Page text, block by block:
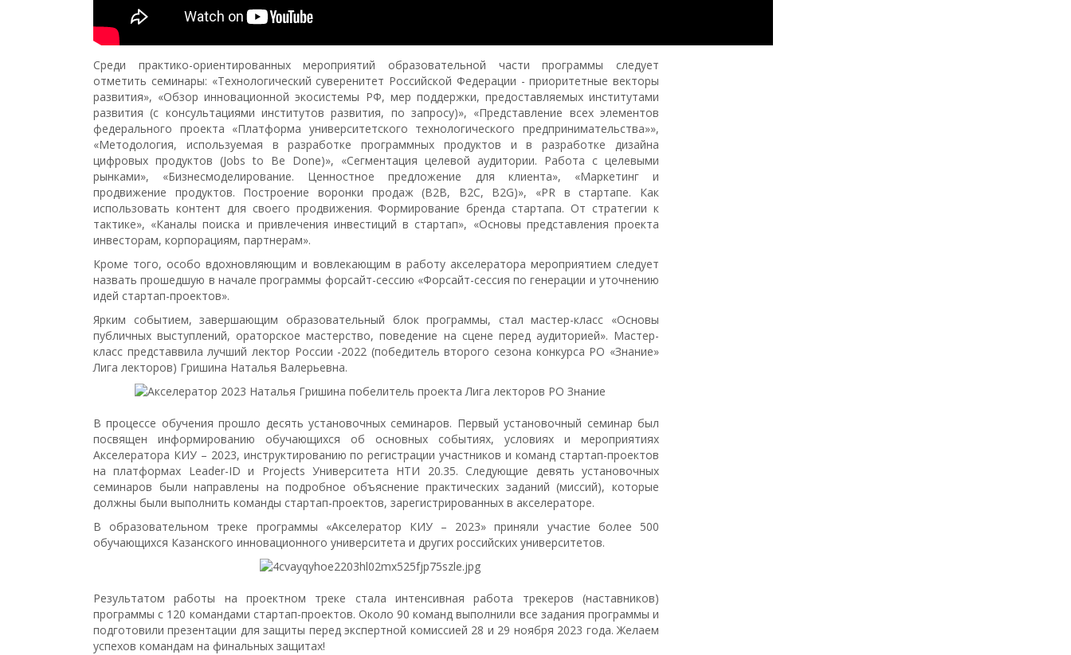
Среди практико-ориентированных мероприятий образовательной части программы следует
отметить семинары: «Технологический суверенитет Российской Федерации - приоритетные векторы
развития», «Обзор инновационной экосистемы РФ, мер поддержки, предоставляемых институтами
развития (с консультациями институтов развития, по запросу)», «Представление всех элементов
федерального проекта «Платформа университетского технологического предпринимательства»»,
«Методология, используемая в разработке программных продуктов и в разработке дизайна
цифровых продуктов (Jobs to Be Done)», «Сегментация целевой аудитории. Работа с целевыми
рынками», «Бизнес­моделирование. Ценностное предложение для клиента», «Маркетинг и
продвижение продуктов. Построение воронки продаж (B2B, B2C, B2G)», «PR в стартапе. Как
использовать контент для своего продвижения. Формирование бренда стартапа. От стратегии к
тактике», «Каналы поиска и привлечения инвестиций в стартап», «Основы представления проекта
инвесторам, корпорациям, партнерам».
Кроме того, особо вдохновляющим и вовлекающим в работу акселератора мероприятием следует
назвать прошедшую в начале программы форсайт-сессию «Форсайт-сессия по генерации и уточнению
идей стартап­-проектов».
Ярким событием, завершающим образовательный блок программы, стал мастер-класс «Основы
публичных выступлений, ораторское мастерство, поведение на сцене перед аудиторией». Мастер-
класс представвила лучший лектор России -2022 (победитель второго сезона конкурса РО «Знание»
Лига лекторов) Гришина Наталья Валерьевна.
В процессе обучения прошло десять установочных семинаров. Первый установочный семинар был
посвящен информированию обучающихся об основных событиях, условиях и мероприятиях
Акселератора КИУ – 2023, инструктированию по регистрации участников и команд стартап-проектов
на платформах Leader-ID и Projects Университета НТИ 20.35. Следующие девять установочных
семинаров были направлены на подробное объяснение практических заданий (миссий), которые
должны были выполнить команды стартап-проектов, зарегистрированных в акселераторе.
В образовательном треке программы «Акселератор КИУ – 2023» приняли участие более 500
обучающихся Казанского инновационного университета и других российских университетов.
Результатом работы на проектном треке стала интенсивная работа трекеров (наставников)
программы с 120 командами стартап-проектов. Около 90 команд выполнили все задания программы и
подготовили презентации для защиты перед экспертной комиссией 28 и 29 ноября 2023 года. Желаем
успехов командам на финальных защитах!